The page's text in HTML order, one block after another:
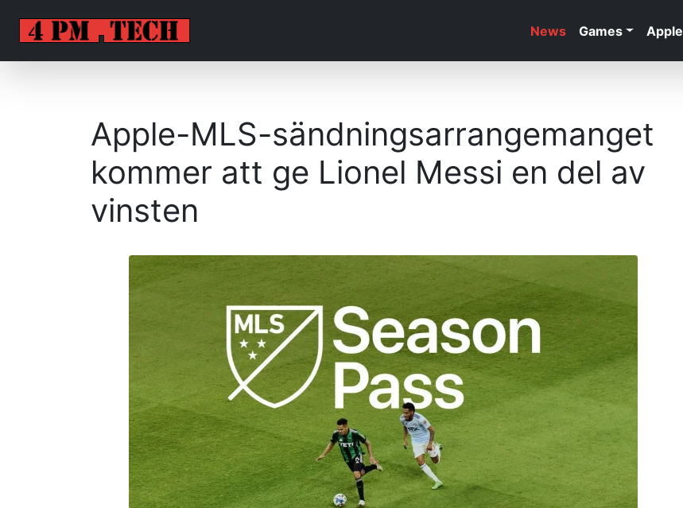
News Games Apple
Apple-MLS-sändningsarrangemanget
kommer att ge Lionel Messi en del av
vinsten